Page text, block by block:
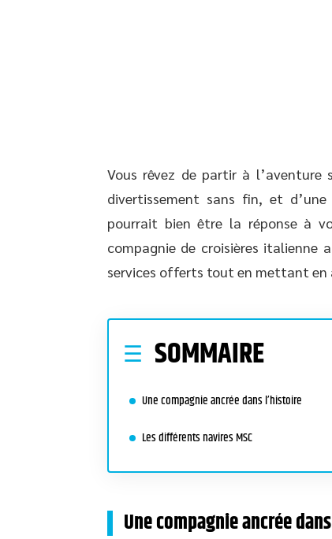
Vous rêvez de partir à l’aventure
divertissement sans fin, et
pourrait bien être la réponse à
compagnie de croisières italienne
services offerts tout en mettant en
SOMMAIRE
Une compagnie ancrée dans l’histoire
Les différents navires MSC
Une compagnie ancrée